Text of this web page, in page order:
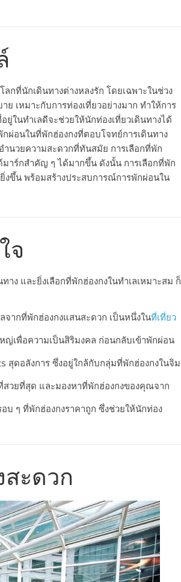
กที่นักเดินทางต่างหลงรัก โดยเฉพาะในช่วง
เหมาะกับการท่องเที่ยวอย่างมาก ทำให้การ
ยู่ในทำเลดีจะช่วยให้นักท่องเที่ยวเดินทางได้
กผ่อนในที่พักฮ่องกงที่ตอบโจทย์การเดินทาง
ำนวยความสะดวกที่ทันสมัย การเลือกที่พัก
มาร์กสำคัญ ๆ ได้มากขึ้น ดังนั้น การเลือกที่พัก
งขึ้น พร้อมสร้างประสบการณ์การพักผ่อนใน
จ
ง และยิ่งเลือกที่พักฮ่องกงในทำเลเหมาะสม ก็
ากที่พักฮ่องกงแสนสะดวก เป็นหนึ่งในที่เที่ยว
ญ่เพื่อความเป็นสิริมงคล ก่อนกลับเข้าพักผ่อน
สุดอลังการ ซึ่งอยู่ใกล้กับกลุ่มที่พักฮ่องกงในจิม
สวยที่สุด และมองหาที่พักฮ่องกงของคุณจาก
บ ๆ ที่พักฮ่องกงราคาถูก ซึ่งช่วยให้นักท่อง
ะดวก